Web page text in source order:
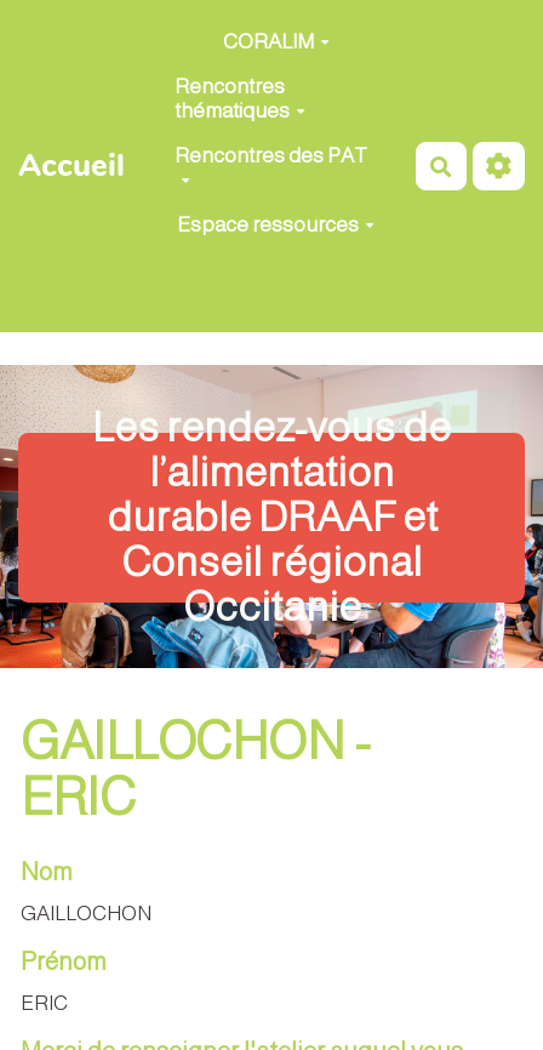
Aller au contenu principal
Accueil
CORALIM
Rencontres
thématiques
Rencontres des PAT
Espace ressources
Les rendez-vous de
l’alimentation
durable DRAAF et
Conseil régional
Occitanie
GAILLOCHON -
ERIC
Nom
GAILLOCHON
Prénom
ERIC